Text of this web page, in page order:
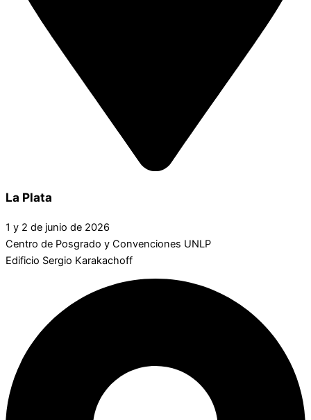
La Plata
1 y 2 de junio de 2026
Centro de Posgrado y Convenciones UNLP
Edificio Sergio Karakachoff